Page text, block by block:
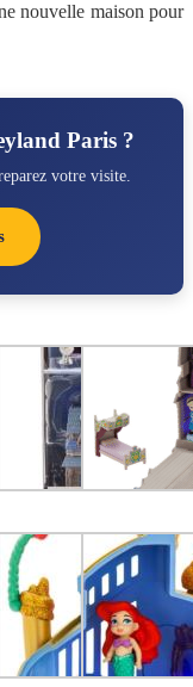
nouvelle maison pour
Paris ?
votre visite.